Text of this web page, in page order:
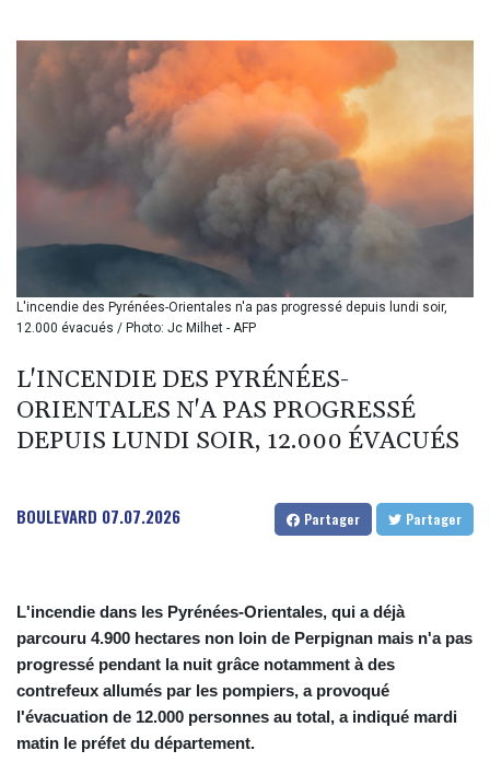
BMD 1.156136
BND 1.477082
BOB 13.69983
BRL 5.876989
BSD 1.152686
BTN 109.688637
BWP 15.558807
BYN 3.432357
BYR 22660.258427
BZD 2.318271
CAD 1.61333
CDF 2615.761404
CHF 0.93588
CLP 1055.916879
CNY 7.801146
CNH 7.796152
COP 3633.55485
CUC 1.156136
CUP 30.637594
DKK 7.477932
DOP 67.289164
DZD 152.967099
EGP 57.380687
ERN 17.342035
ETB 186.049588
L'incendie des Pyrénées-Orientales n'a pas progressé depuis lundi soir,
12.000 évacués / Photo: Jc Milhet - AFP
L'INCENDIE DES PYRÉNÉES-
ORIENTALES N'A PAS PROGRESSÉ
DEPUIS LUNDI SOIR, 12.000 ÉVACUÉS
BOULEVARD 07.07.2026 Partager Partager
L'incendie dans les Pyrénées-Orientales, qui a déjà
parcouru 4.900 hectares non loin de Perpignan mais n'a pas
progressé pendant la nuit grâce notamment à des
contrefeux allumés par les pompiers, a provoqué
l'évacuation de 12.000 personnes au total, a indiqué mardi
matin le préfet du département.